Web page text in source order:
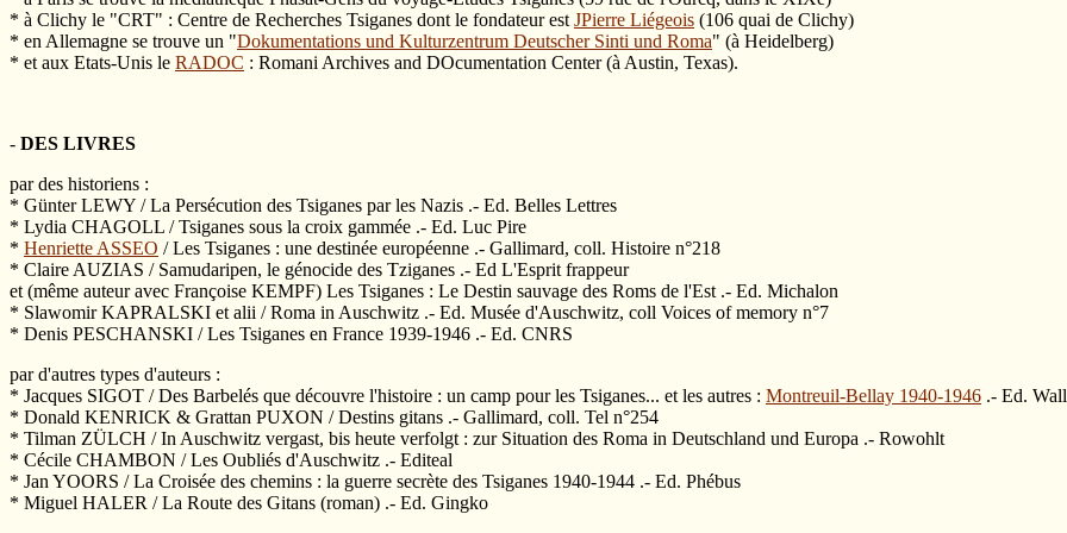
* à Clichy le "CRT" : Centre de Recherches Tsiganes dont le fondateur est JPierre Liégeois (106 quai de Clichy)
* en Allemagne se trouve un "Dokumentations und Kulturzentrum Deutscher Sinti und Roma" (à Heidelberg)
* et aux Etats-Unis le RADOC : Romani Archives and DOcumentation Center (à Austin, Texas).
- DES LIVRES
par des historiens :
* Günter LEWY / La Persécution des Tsiganes par les Nazis .- Ed. Belles Lettres
* Lydia CHAGOLL / Tsiganes sous la croix gammée .- Ed. Luc Pire
* Henriette ASSEO / Les Tsiganes : une destinée européenne .- Gallimard, coll. Histoire n°218
* Claire AUZIAS / Samudaripen, le génocide des Tziganes .- Ed L'Esprit frappeur
et (même auteur avec Françoise KEMPF) Les Tsiganes : Le Destin sauvage des Roms de l'Est .- Ed. Michalon
* Slawomir KAPRALSKI et alii / Roma in Auschwitz .- Ed. Musée d'Auschwitz, coll Voices of memory n°7
* Denis PESCHANSKI / Les Tsiganes en France 1939-1946 .- Ed. CNRS
par d'autres types d'auteurs :
* Jacques SIGOT / Des Barbelés que découvre l'histoire : un camp pour les Tsiganes... et les autres : Montreuil-Bellay 1940-1946 .- Ed.
* Donald KENRICK & Grattan PUXON / Destins gitans .- Gallimard, coll. Tel n°254
* Tilman ZÜLCH / In Auschwitz vergast, bis heute verfolgt : zur Situation des Roma in Deutschland und Europa .- Rowohlt
* Cécile CHAMBON / Les Oubliés d'Auschwitz .- Editeal
* Jan YOORS / La Croisée des chemins : la guerre secrète des Tsiganes 1940-1944 .- Ed. Phébus
* Miguel HALER / La Route des Gitans (roman) .- Ed. Gingko